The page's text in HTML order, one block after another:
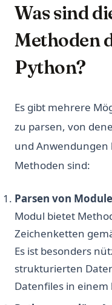
Was sind
Methoden
Python?
Es gibt mehrere
zu parsen, von
und Anwendungen
Methoden sind:
Parsen von
Modul bietet
Zeichenketten
Es ist besonders
strukturierten
Datenfiles in